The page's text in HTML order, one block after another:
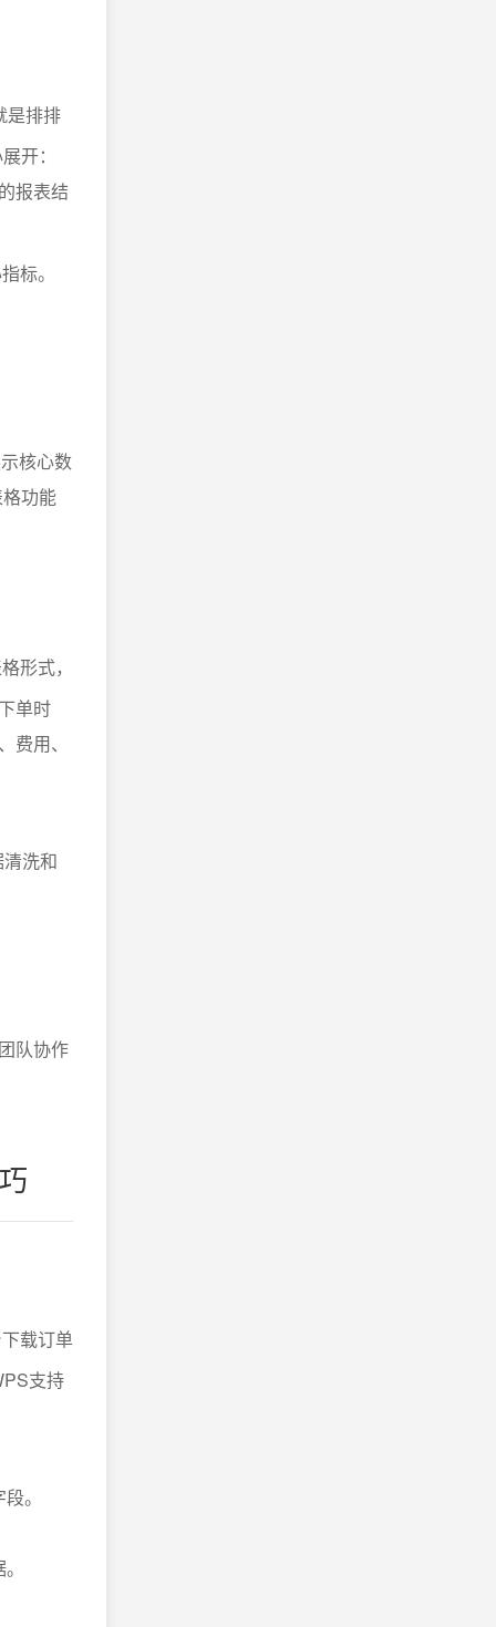
是排排
开：
报表结
标。
核心数
功能
形式，
单时
用、
洗和
队协作
载订单
支持
。